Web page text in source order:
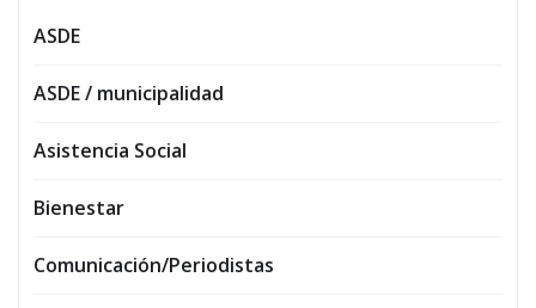
ASDE
ASDE / municipalidad
Asistencia Social
Bienestar
Comunicación/Periodistas